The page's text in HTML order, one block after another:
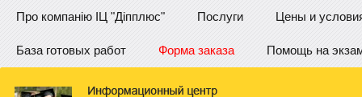
Про компанію ІЦ "Діпплюс" Послуги Цены и
База готовых работ Форма заказа Помощь на